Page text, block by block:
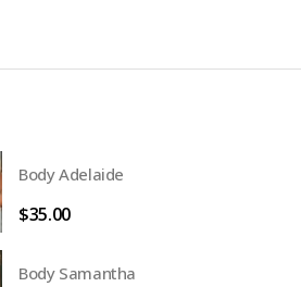
Body Adelaide
$35.00
Body Samantha